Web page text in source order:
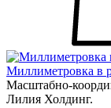
Миллиметровка в
Масштабно-
Лилия Холдинг.